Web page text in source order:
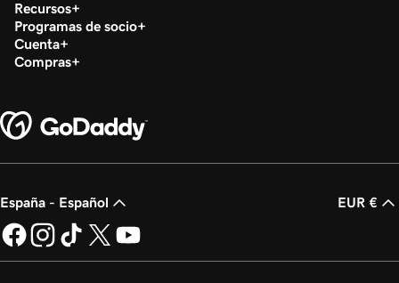
Recursos
Programas de socio
Cuenta
Compras
España - Español EUR €